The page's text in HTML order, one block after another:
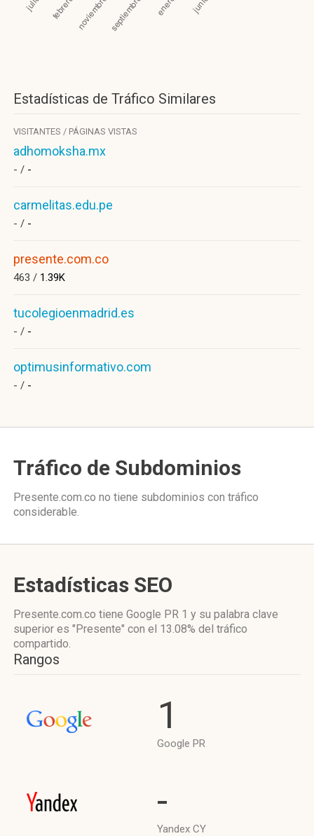
Estadísticas de Tráfico Similares
VISITANTES / PÁGINAS VISTAS
adhomoksha.mx
- / -
carmelitas.edu.pe
- / -
presente.com.co
463 / 1.39K
tucolegioenmadrid.es
- / -
optimusinformativo.com
- / -
Tráfico de Subdominios
Presente.com.co no tiene subdominios con tráfico
considerable.
Estadísticas SEO
Presente.com.co tiene Google PR 1 y su palabra clave
superior es "Presente" con el 13.08% del tráfico
compartido.
Rangos
1
Google PR
-
Yandex CY